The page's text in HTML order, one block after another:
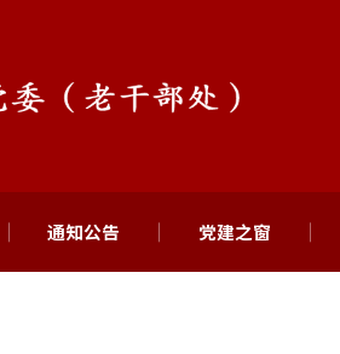
通知公告 党建之窗